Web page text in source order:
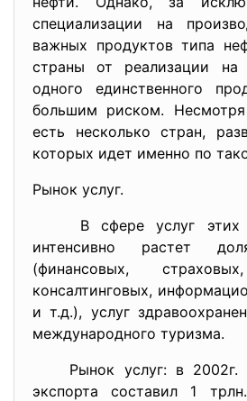
специализации на
важных продуктов типа
страны от реализации
одного единственного
большим риском.
есть несколько стран,
которых идет именно по
Рынок услуг.
В сфере услуг этих
интенсивно растет
(финансовых,
консалтинговых,
и т.д.), услуг
международного туризма.
Рынок услуг: в 2002г.
экспорта составил 1